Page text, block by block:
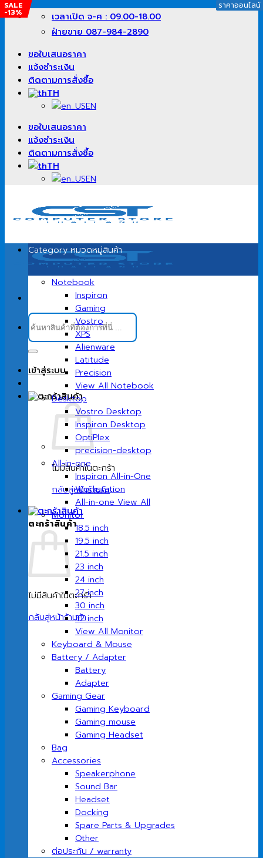
ข้าม
เนื้อหา
เวลาเปิด จ-ศ : 09.00-18.00
ฝ่ายขาย 087-984-2890
ขอใบเสนอราคา
แจ้งชำระเงิน
ติดตามการสั่งซื้อ
TH
EN
ขอใบเสนอราคา
แจ้งชำระเงิน
ติดตามการสั่งซื้อ
TH
EN
ค้นหา:
เข้าสู่ระบบ
ไม่มีสินค้าในตะกร้า
กลับสู่หน้าร้านค้า
ตะกร้าสินค้า
ไม่มีสินค้าในตะกร้า
กลับสู่หน้าร้านค้า
Categoryหมวดหมู่สินค้า
Notebook
Inspiron
Gaming
Vostro
XPS
Alienware
Latitude
Precision
View All Notebook
Desktop
Vostro Desktop
Inspiron Desktop
OptiPlex
precision-desktop
All-in-one
Inspiron All-in-One
Workstation
All-in-one View All
Monitor
18.5 inch
19.5 inch
21.5 inch
23 inch
24 inch
27 inch
30 inch
32 inch
View All Monitor
Keyboard & Mouse
Battery / Adapter
Battery
Adapter
Gaming Gear
Gaming Keyboard
Gaming mouse
Gaming Headset
Bag
Accessories
Speakerphone
Sound Bar
Headset
Docking
Spare Parts & Upgrades
Other
ต่อประกัน / warranty
ราคาออนไลน์
ราคาออนไลน์
SALE
-13%
ราคาออนไลน์